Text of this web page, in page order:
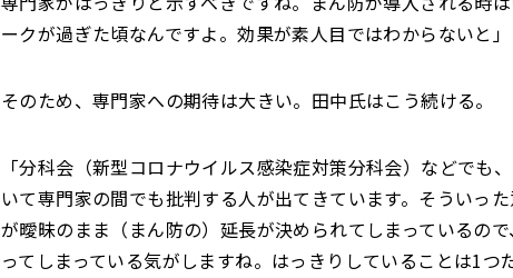
ークが過ぎた頃なんですよ。効果が素人目ではわからないと」
そのため、専門家への期待は大きい。田中氏はこう続ける。
「分科会（新型コロナウイルス感染症対策分科会）などでも
いて専門家の間でも批判する人が出てきています。そういっ
が曖昧のまま（まん防の）延長が決められてしまっているの
ってしまっている気がしますね。はっきりしていることは1つ